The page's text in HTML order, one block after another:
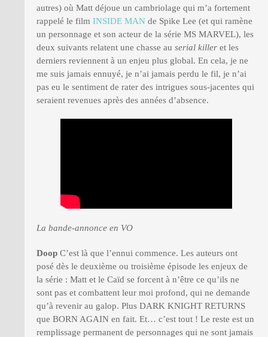
autres) où Matt déjoue un cambriolage qui m’a fortement
rappelé le film INSIDE MAN de Spike Lee (et qui ramène
un personnage et son acteur de la série MS MARVEL), les
deux suivants relatent une chasse au serial killer et les
derniers reviennent à un enjeu plus global. En cela, je ne
me suis jamais ennuyé, je n’ai jamais perdu le fil, je n’ai
pas eu le sentiment de rater des intrigues sous-jacentes qui
seraient revenues après des années d’absence.
La bande-annonce en VO
Doop C’est là que l’ennui commence. Les auteurs ont
posé dès le deuxième ou troisième épisode les enjeux de
la série : Matt et le Caïd se forcent à n’être ce qu’ils ne
sont pas et combattent leur moi profond, qui ne demande
qu’à revenir au galop. Plus DARK KNIGHT RETURNS
que BORN AGAIN en fait. Et… c’est tout ! Le reste est un
remplissage permanent de personnages qui ne sont jamais